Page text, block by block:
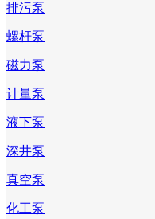
排污泵
螺杆泵
磁力泵
计量泵
液下泵
深井泵
真空泵
化工泵